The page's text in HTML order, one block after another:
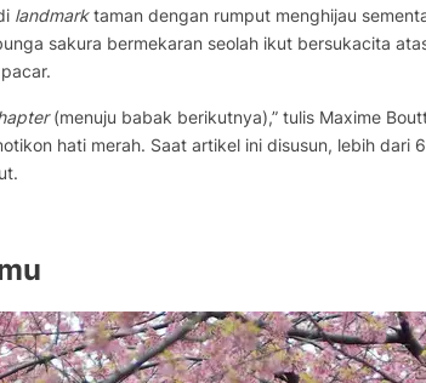
landmarktaman dengan rumput menghijau
sakura bermekaran seolah ikut bersukacita
(menuju babak berikutnya),” tulis Maxime
hati merah. Saat artikel ini disusun, lebih dari